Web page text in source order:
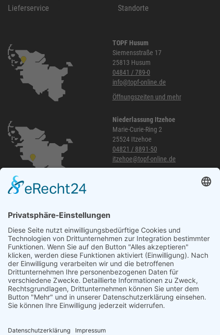
Lieferservice
Standorte
TOPF Husum
Siemensstraße 17
25813 Husum
04841 / 789-0
info@topf-online.de
Öffnungszeiten und mehr
Niederlassung Itzehoe
Marie-Curie-Ring 2
25524 Itzehoe
04821 / 8891-50
itzehoe@topf-online.de
040 / 21 04 04 04-04
glinde@topf-online.de
Öffnungszeiten und mehr